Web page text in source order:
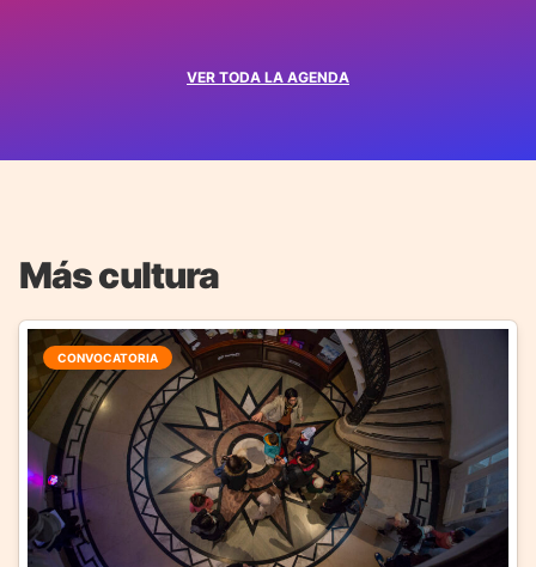
VER TODA LA AGENDA
Más cultura
CONVOCATORIA